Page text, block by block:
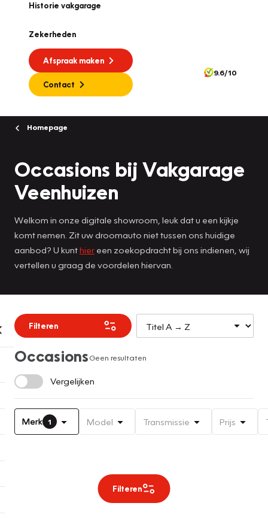
Historie vakgarage
Zekerheden
Afspraak maken
Contact
9.6/10
Homepage
Occasions bij Vakgarage
Veenhuizen
Welkom in onze digitale showroom, leuk dat u een kijkje
komt nemen. Zit uw droomauto niet tussen ons huidige
aanbod? U kunthier een zoekopdracht bij ons indienen, wij
vertellen u graag de voordelen hiervan.
Filteren
OccasionsGeen resultaten
Vergelijken
Merk 1 Model Transmissie Prijs
Filteren